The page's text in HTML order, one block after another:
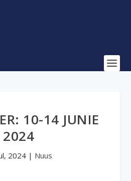
10-14 JUNIE
2024
2024| Nuus